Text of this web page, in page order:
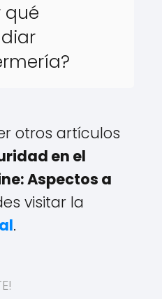
qué
otros artículos
en el
Aspectos a
visitar la
.